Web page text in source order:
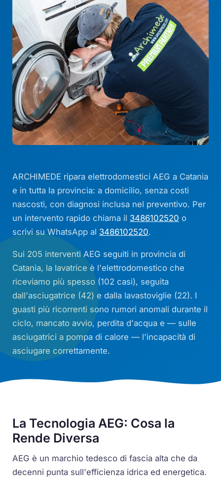
ARCHIMEDE ripara elettrodomestici AEG a Catania
e in tutta la provincia: a domicilio, senza costi
nascosti, con diagnosi inclusa nel preventivo. Per
un intervento rapido chiama il 3486102520 o
scrivi su WhatsApp al 3486102520.
Sui 205 interventi AEG seguiti in provincia di
Catania, la lavatrice è l'elettrodomestico che
riceviamo più spesso (102 casi), seguita
dall'asciugatrice (42) e dalla lavastoviglie (22). I
guasti più ricorrenti sono rumori anomali durante il
ciclo, mancato avvio, perdita d'acqua e — sulle
asciugatrici a pompa di calore — l'incapacità di
asciugare correttamente.
La Tecnologia AEG: Cosa la
Rende Diversa
AEG è un marchio tedesco di fascia alta che da
decenni punta sull'efficienza idrica ed energetica.